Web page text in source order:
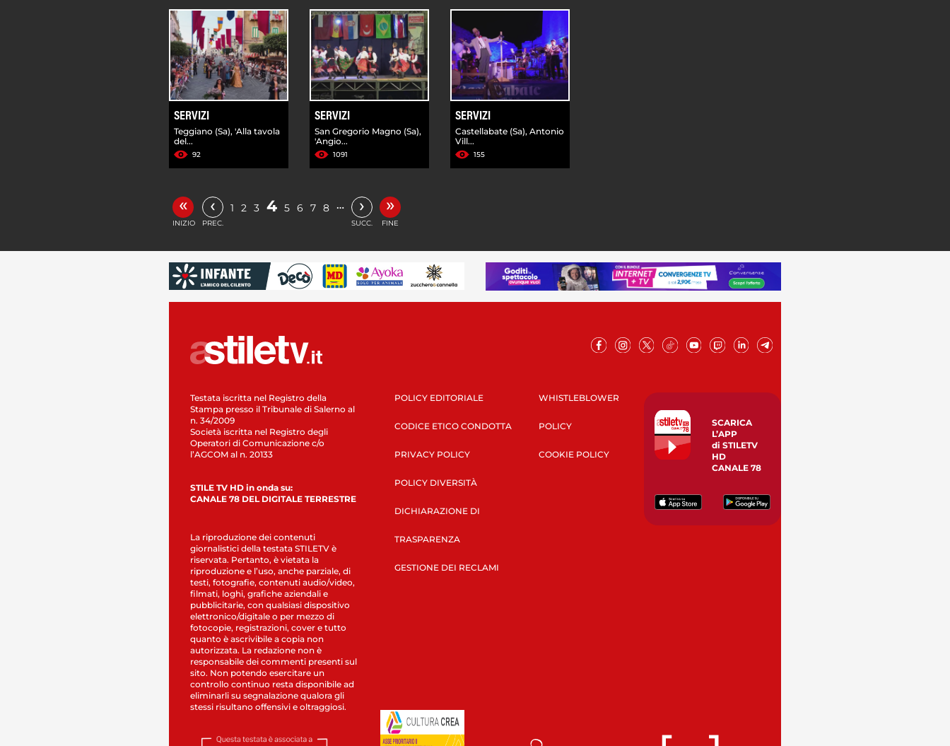
SERVIZI
Teggiano (Sa), 'Alla tavola
del...
92
SERVIZI
San Gregorio Magno (Sa),
'Angio...
1091
SERVIZI
Castellabate (Sa), Antonio
Vill...
155
«
INIZIO
‹
PREC.
1 2 3 4 5 6 7 8 … ›
SUCC.
»
FINE
Testata iscritta nel Registro della
Stampa presso il Tribunale di Salerno al
n. 34/2009
Società iscritta nel Registro degli
Operatori di Comunicazione c/o
l’AGCOM al n. 20133
STILE TV HD in onda su:
CANALE 78 DEL DIGITALE TERRESTRE
La riproduzione dei contenuti
giornalistici della testata STILETV è
riservata. Pertanto, è vietata la
riproduzione e l’uso, anche parziale, di
testi, fotografie, contenuti audio/video,
filmati, loghi, grafiche aziendali e
pubblicitarie, con qualsiasi dispositivo
elettronico/digitale o per mezzo di
fotocopie, registrazioni, cover e tutto
quanto è ascrivibile a copia non
autorizzata. La redazione non è
responsabile dei commenti presenti sul
sito. Non potendo esercitare un
controllo continuo resta disponibile ad
eliminarli su segnalazione qualora gli
stessi risultano offensivi e oltraggiosi.
POLICY EDITORIALE
CODICE ETICO CONDOTTA
PRIVACY POLICY
POLICY DIVERSITÀ
DICHIARAZIONE DI
TRASPARENZA
GESTIONE DEI RECLAMI
WHISTLEBLOWER
POLICY
COOKIE POLICY
SCARICA
L’APP
di STILETV
HD
CANALE 78